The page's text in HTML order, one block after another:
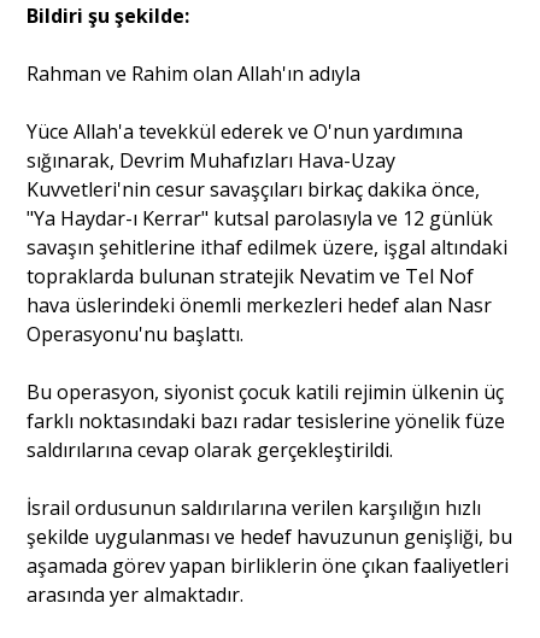
Dosya Haber
Ankara Analiz
Sağlık
Bildiri şu şekilde:
Rahman ve Rahim olan Allah'ın adıyla
Yüce Allah'a tevekkül ederek ve O'nun yardımına
sığınarak, Devrim Muhafızları Hava-Uzay
Kuvvetleri'nin cesur savaşçıları birkaç dakika önce,
"Ya Haydar-ı Kerrar" kutsal parolasıyla ve 12 günlük
savaşın şehitlerine ithaf edilmek üzere, işgal altındaki
topraklarda bulunan stratejik Nevatim ve Tel Nof
hava üslerindeki önemli merkezleri hedef alan Nasr
Operasyonu'nu başlattı.
Bu operasyon, siyonist çocuk katili rejimin ülkenin üç
farklı noktasındaki bazı radar tesislerine yönelik füze
saldırılarına cevap olarak gerçekleştirildi.
İsrail ordusunun saldırılarına verilen karşılığın hızlı
şekilde uygulanması ve hedef havuzunun genişliği, bu
aşamada görev yapan birliklerin öne çıkan faaliyetleri
arasında yer almaktadır.